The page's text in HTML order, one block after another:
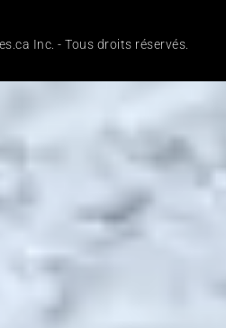
Inc. - Tous droits réservés.